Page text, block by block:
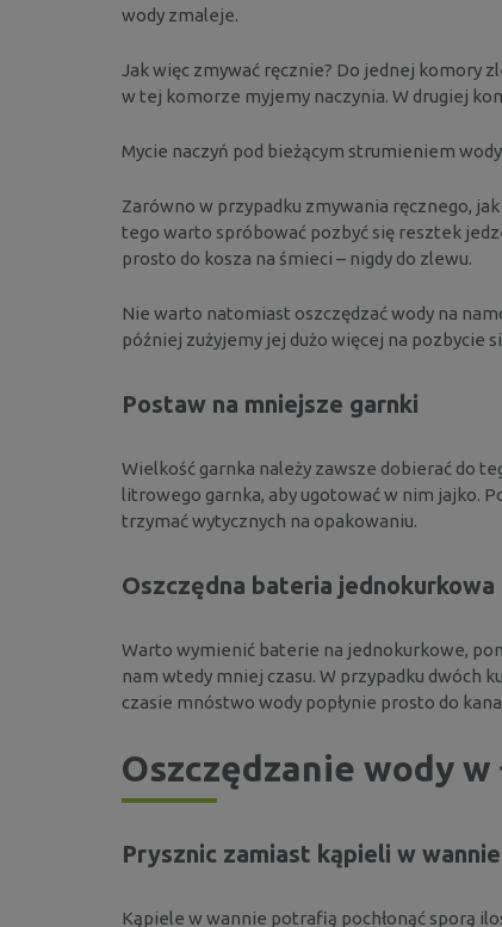
wody zmaleje.
Jak więc zmywać ręcznie? Do jednej komory
w tej komorze myjemy naczynia. W drugiej
Mycie naczyń pod bieżącym strumieniem
Zarówno w przypadku zmywania ręcznego,
tego warto spróbować pozbyć się resztek
prosto do kosza na śmieci – nigdy do zlewu.
Nie warto natomiast oszczędzać wody na
później zużyjemy jej dużo więcej na pozbycie
Postaw na mniejsze garnki
Wielkość garnka należy zawsze dobierać do
litrowego garnka, aby ugotować w nim jajko.
trzymać wytycznych na opakowaniu.
Oszczędna bateria jednokurkowa
Warto wymienić baterie na jednokurkowe,
nam wtedy mniej czasu. W przypadku dwóch
czasie mnóstwo wody popłynie prosto do
Oszczędzanie wody w
Prysznic zamiast kąpieli w wannie
Kąpiele w wannie potrafią pochłonąć sporą